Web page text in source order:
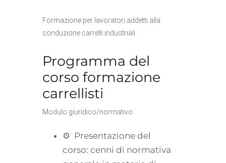
Formazione per lavoratori addetti alla
conduzione carrelli industriali.
Programma del
corso formazione
carrellisti
Modulo giuridico/normativo:
⚙ Presentazione del
corso: cenni di normativa